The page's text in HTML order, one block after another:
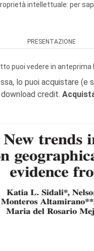
intellettuale: per
PRESENTAZIONE
puoi vedere in anteprima
lo puoi acquistare (e
credit.